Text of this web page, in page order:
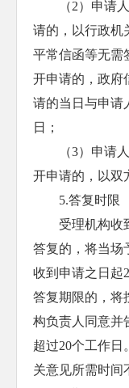
（2）申请
请的，以行政机
平常信函等无需
开申请的，政府
请的当日与申请
日；
（3）申请
开申请的，以双
5.答复时限
受理机构收
答复的，将当场
收到申请之日起
答复期限的，将
构负责人同意并
超过20个工作
关意见所需时间